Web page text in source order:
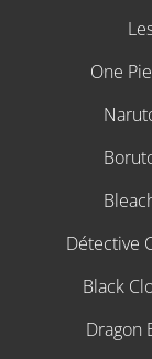
One
Détective
Black
Dragon